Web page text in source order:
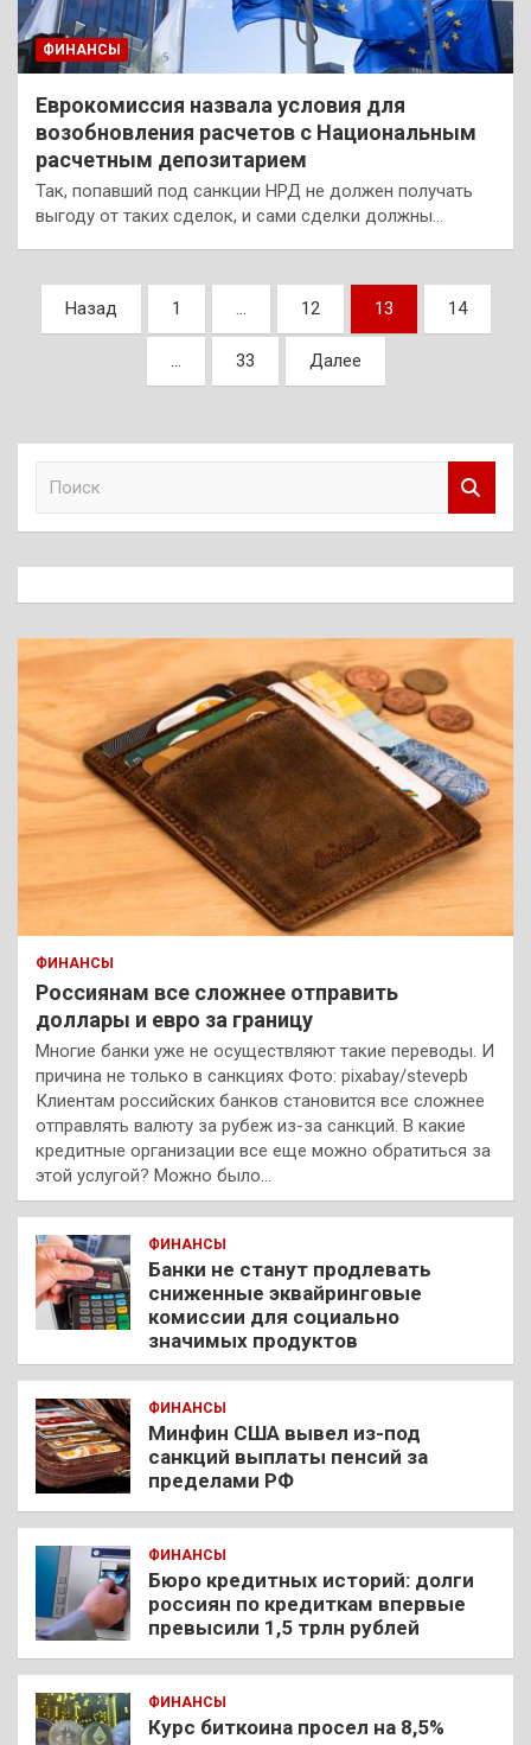
ФИНАНСЫ
Еврокомиссия назвала условия для
возобновления расчетов с Национальным
расчетным депозитарием
Так, попавший под санкции НРД не должен получать
выгоду от таких сделок, и сами сделки должны…
Пагинация
записей
Назад 1 … 12 13 14
… 33 Далее
к
ФИНАНСЫ
Россиянам все сложнее отправить
доллары и евро за границу
Многие банки уже не осуществляют такие переводы. И
причина не только в санкциях Фото: pixabay/stevepb
Клиентам российских банков становится все сложнее
отправлять валюту за рубеж из-за санкций. В какие
кредитные организации все еще можно обратиться за
этой услугой? Можно было…
ФИНАНСЫ
Банки не станут продлевать
сниженные эквайринговые
комиссии для социально
значимых продуктов
ФИНАНСЫ
Минфин США вывел из-под
санкций выплаты пенсий за
пределами РФ
ФИНАНСЫ
Бюро кредитных историй: долги
россиян по кредиткам впервые
превысили 1,5 трлн рублей
ФИНАНСЫ
Курс биткоина просел на 8,5%